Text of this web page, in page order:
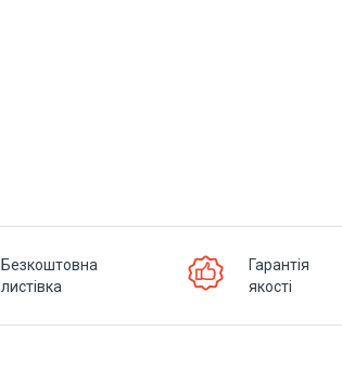
Безкоштовна
листівка
Гарантія
якості